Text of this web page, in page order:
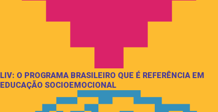
LIV: O PROGRAMA BRASILEIRO QUE É REFERÊNCIA EM
EDUCAÇÃO SOCIOEMOCIONAL